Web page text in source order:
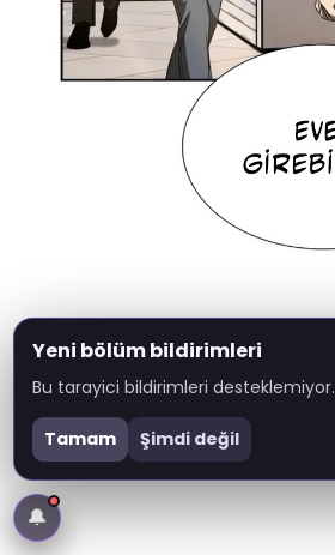
Yeni bölüm bildirimleri
Bu tarayici bildirimleri desteklemiyor.
Tamam Şimdi değil
🔔